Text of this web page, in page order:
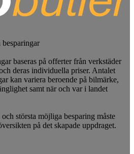
baseras på offerter från verkstäder
deras individuella priser. Antalet
kan variera beroende på bilmärke,
samt när och var i landet
största möjliga besparing måste
på det skapade uppdraget.